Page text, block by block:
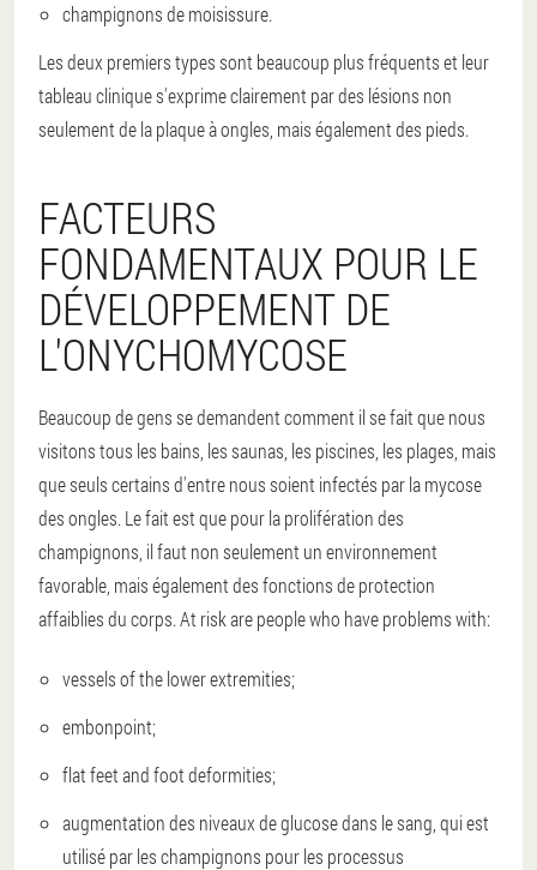
champignons de moisissure.
Les deux premiers types sont beaucoup plus fréquents et leur
tableau clinique s'exprime clairement par des lésions non
seulement de la plaque à ongles, mais également des pieds.
FACTEURS
FONDAMENTAUX POUR LE
DÉVELOPPEMENT DE
L'ONYCHOMYCOSE
Beaucoup de gens se demandent comment il se fait que nous
visitons tous les bains, les saunas, les piscines, les plages, mais
que seuls certains d'entre nous soient infectés par la mycose
des ongles. Le fait est que pour la prolifération des
champignons, il faut non seulement un environnement
favorable, mais également des fonctions de protection
affaiblies du corps. At risk are people who have problems with:
vessels of the lower extremities;
embonpoint;
flat feet and foot deformities;
augmentation des niveaux de glucose dans le sang, qui est
utilisé par les champignons pour les processus